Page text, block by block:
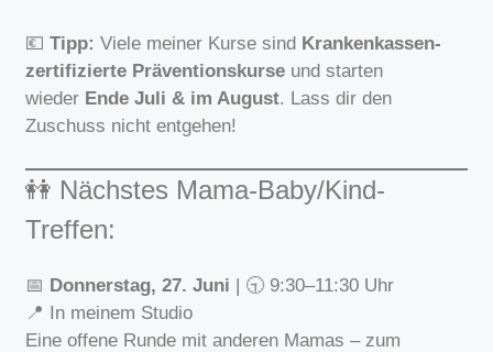
💶Tipp: Viele meiner Kurse sind Krankenkassen-
zertifizierte Präventionskurse und starten
wieder Ende Juli & im August. Lass dir den
Zuschuss nicht entgehen!
👭 Nächstes Mama-Baby/Kind-
Treffen:
📅 Donnerstag, 27. Juni | 🕤 9:30–11:30 Uhr
📍 In meinem Studio
Eine offene Runde mit anderen Mamas – zum